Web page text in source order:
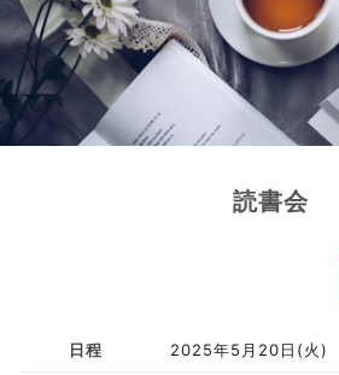
読書会
日程 2025年5月20日(火)